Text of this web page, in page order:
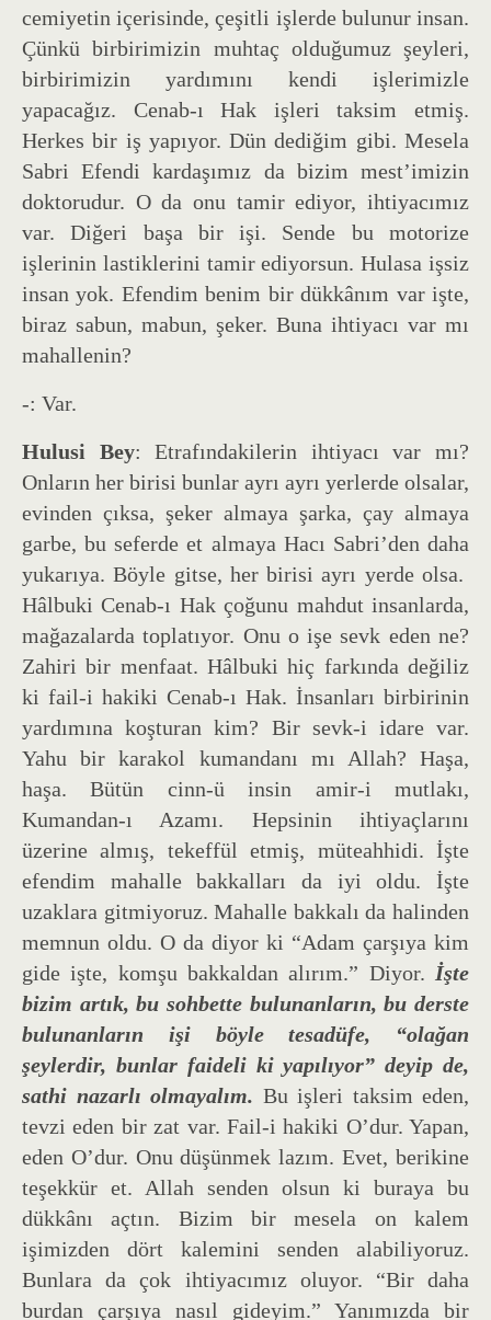
cemiyetin içerisinde, çeşitli işlerde bulunur insan.
Çünkü birbirimizin muhtaç olduğumuz şeyleri,
birbirimizin yardımını kendi işlerimizle
yapacağız. Cenab-ı Hak işleri taksim etmiş.
Herkes bir iş yapıyor. Dün dediğim gibi. Mesela
Sabri Efendi kardaşımız da bizim mest’imizin
doktorudur. O da onu tamir ediyor, ihtiyacımız
var. Diğeri başa bir işi. Sende bu motorize
işlerinin lastiklerini tamir ediyorsun. Hulasa işsiz
insan yok. Efendim benim bir dükkânım var işte,
biraz sabun, mabun, şeker. Buna ihtiyacı var mı
mahallenin?
-: Var.
Hulusi Bey: Etrafındakilerin ihtiyacı var mı?
Onların her birisi bunlar ayrı ayrı yerlerde olsalar,
evinden çıksa, şeker almaya şarka, çay almaya
garbe, bu seferde et almaya Hacı Sabri’den daha
yukarıya. Böyle gitse, her birisi ayrı yerde olsa.
Hâlbuki Cenab-ı Hak çoğunu mahdut insanlarda,
mağazalarda toplatıyor. Onu o işe sevk eden ne?
Zahiri bir menfaat. Hâlbuki hiç farkında değiliz
ki fail-i hakiki Cenab-ı Hak. İnsanları birbirinin
yardımına koşturan kim? Bir sevk-i idare var.
Yahu bir karakol kumandanı mı Allah? Haşa,
haşa. Bütün cinn-ü insin amir-i mutlakı,
Kumandan-ı Azamı. Hepsinin ihtiyaçlarını
üzerine almış, tekeffül etmiş, müteahhidi. İşte
efendim mahalle bakkalları da iyi oldu. İşte
uzaklara gitmiyoruz. Mahalle bakkalı da halinden
memnun oldu. O da diyor ki “Adam çarşıya kim
gide işte, komşu bakkaldan alırım.” Diyor. İşte
bizim artık, bu sohbette bulunanların, bu derste
bulunanların işi böyle tesadüfe, “olağan
şeylerdir, bunlar faideli ki yapılıyor” deyip de,
sathi nazarlı olmayalım. Bu işleri taksim eden,
tevzi eden bir zat var. Fail-i hakiki O’dur. Yapan,
eden O’dur. Onu düşünmek lazım. Evet, berikine
teşekkür et. Allah senden olsun ki buraya bu
dükkânı açtın. Bizim bir mesela on kalem
işimizden dört kalemini senden alabiliyoruz.
Bunlara da çok ihtiyacımız oluyor. “Bir daha
burdan çarşıya nasıl gideyim.” Yanımızda bir